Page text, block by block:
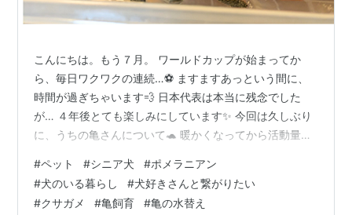
こんにちは。もう７月。 ワールドカップが始まってか
ら、毎日ワクワクの連続…⚽ ますますあっという間に、
時間が過ぎちゃいます💨 日本代表は本当に残念でした
が… ４年後とても楽しみにしています✨ 今回は久しぶり
に、うちの亀さんについて🐢 暖かくなってから活動量も
18cm！ ただこの時期は、日々の水替えが大変で💦 頻度
を少なくする方法をあれこれ調べたけれど フィルターな
どを使いこなすのは、私には難しそうで… 他に出来る事
#ペット #シニア犬 #ポメラニアン
#犬のいる暮らし #犬好きさんと繋がりたい
#クサガメ #亀飼育 #亀の水替え